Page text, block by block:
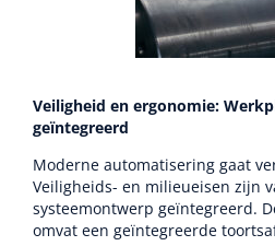
Veiligheid en ergonomie:
geïntegreerd
Moderne automatisering gaat
Veiligheids- en milieueisen zijn
systeemontwerp geïntegreerd.
omvat een geïntegreerde